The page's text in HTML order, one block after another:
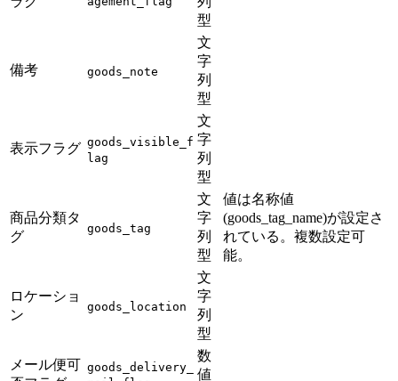
型
備考 goods_note
文
字
列
型
表示フラグ goods_visible_f
lag
文
字
列
型
商品分類タ
グ
goods_tag
文
字
列
型
値は名称値
(goods_tag_name)が設定さ
れている。複数設定可
能。
ロケーショ
ン
goods_location
文
字
列
型
メール便可 goods_delivery_
数
値